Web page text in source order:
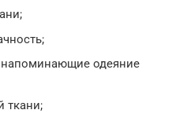
одеяние
ткани;